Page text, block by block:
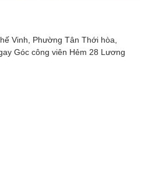
Vinh, Phường Tân Thới hòa,
Góc công viên Hẻm 28 Lương